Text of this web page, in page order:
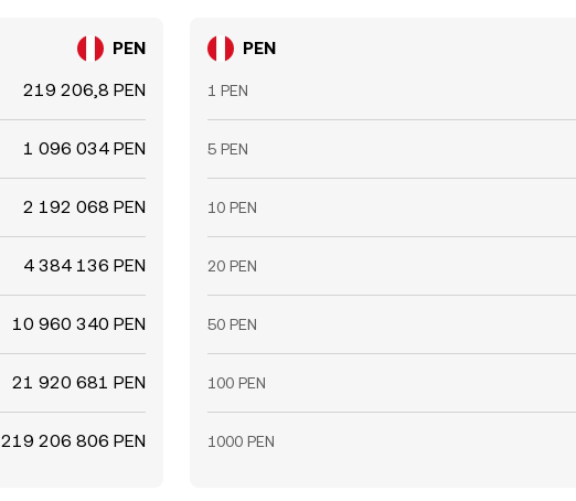
PEN
219 206,8 PEN
1 096 034 PEN
2 192 068 PEN
4 384 136 PEN
10 960 340 PEN
21 920 681 PEN
219 206 806 PEN
PEN
1 PEN
5 PEN
10 PEN
20 PEN
50 PEN
100 PEN
1000 PEN